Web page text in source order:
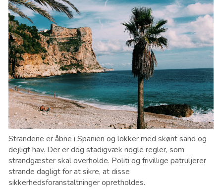
Strandene er åbne i Spanien og lokker med skønt sand og
dejligt hav. Der er dog stadigvæk nogle regler, som
strandgæster skal overholde. Politi og frivillige patruljerer
strande dagligt for at sikre, at disse
sikkerhedsforanstaltninger opretholdes.